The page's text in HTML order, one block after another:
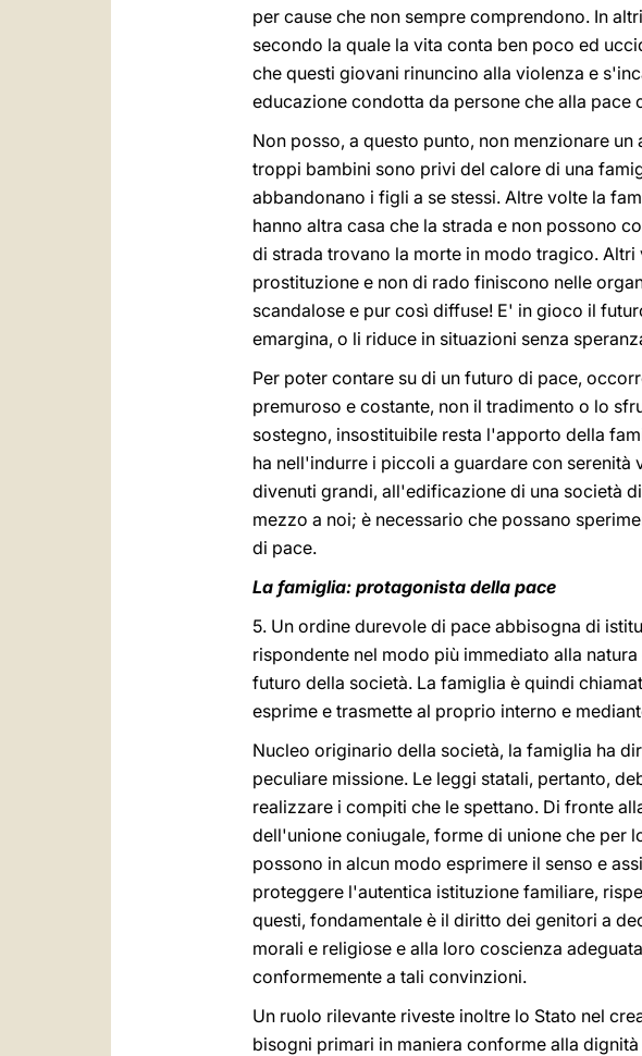
per cause che non sempre comprendono. In
secondo la quale la vita conta ben poco ed
che questi giovani rinuncino alla violenza e
educazione condotta da persone che alla pace
Non posso, a questo punto, non menzionare
troppi bambini sono privi del calore di una
abbandonano i figli a se stessi. Altre volte la
hanno altra casa che la strada e non possono
di strada trovano la morte in modo tragico.
prostituzione e non di rado finiscono nelle
scandalose e pur così diffuse! E' in gioco il
emargina, o li riduce in situazioni senza
Per poter contare su di un futuro di pace,
premuroso e costante, non il tradimento o lo
sostegno, insostituibile resta l'apporto della
ha nell'indurre i piccoli a guardare con
divenuti grandi, all'edificazione di una società
mezzo a noi; è necessario che possano
di pace.
La famiglia: protagonista della pace
5. Un ordine durevole di pace abbisogna di
rispondente nel modo più immediato alla
futuro della società. La famiglia è quindi
esprime e trasmette al proprio interno e
Nucleo originario della società, la famiglia ha
peculiare missione. Le leggi statali, pertanto,
realizzare i compiti che le spettano. Di fronte
dell'unione coniugale, forme di unione che per
possono in alcun modo esprimere il senso e
proteggere l'autentica istituzione familiare,
questi, fondamentale è il diritto dei genitori a
morali e religiose e alla loro coscienza
conformemente a tali convinzioni.
Un ruolo rilevante riveste inoltre lo Stato nel
bisogni primari in maniera conforme alla